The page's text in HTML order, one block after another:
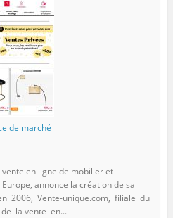
de marché
en ligne de mobilier et
annonce la création de sa
2006, Vente-unique.com, filiale du
la vente en...